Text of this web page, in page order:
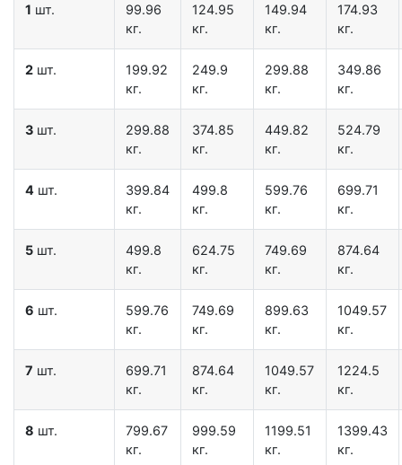
1 шт.
99.96
кг.
124.95
кг.
149.94
кг.
174.93
кг.
2 шт.
199.92
кг.
249.9
кг.
299.88
кг.
349.86
кг.
3 шт.
299.88
кг.
374.85
кг.
449.82
кг.
524.79
кг.
4 шт.
399.84
кг.
499.8
кг.
599.76
кг.
699.71
кг.
5 шт.
499.8
кг.
624.75
кг.
749.69
кг.
874.64
кг.
6 шт.
599.76
кг.
749.69
кг.
899.63
кг.
1049.57
кг.
7 шт.
699.71
кг.
874.64
кг.
1049.57
кг.
1224.5
кг.
8 шт.
799.67
кг.
999.59
кг.
1199.51
кг.
1399.43
кг.